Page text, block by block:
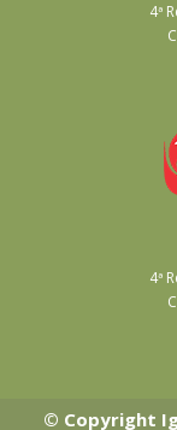
4ª
4ª
© Copyright